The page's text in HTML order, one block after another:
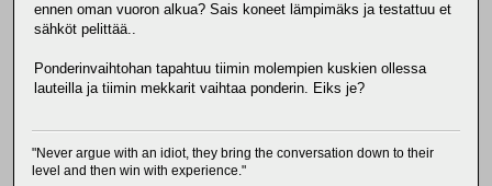
ennen oman vuoron alkua? Sais koneet lämpimäks ja testattuu et
sähköt pelittää..
Ponderinvaihtohan tapahtuu tiimin molempien kuskien ollessa
lauteilla ja tiimin mekkarit vaihtaa ponderin. Eiks je?
"Never argue with an idiot, they bring the conversation down to their
level and then win with experience."